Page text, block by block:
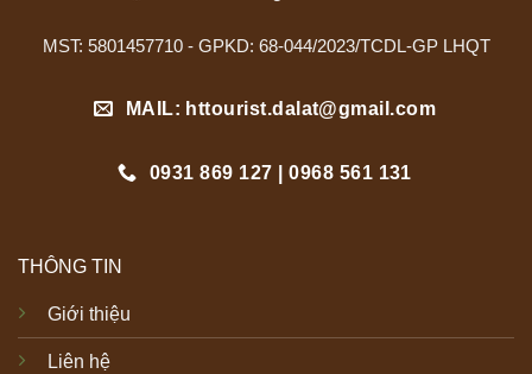
MST: 5801457710 - GPKD: 68-044/2023/TCDL-GP LHQT
MAIL: httourist.dalat@gmail.com
0931 869 127 | 0968 561 131
THÔNG TIN
Giới thiệu
Liên hệ